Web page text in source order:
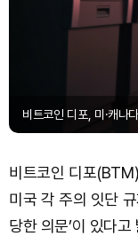
비트코인 디포, 미·캐
비트코인 디포
미국 각 주의 잇단
당한 의문’이 있다